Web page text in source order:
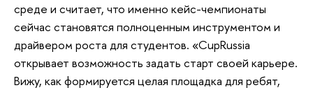
среде и считает, что именно кейс-чемпионаты
сейчас становятся полноценным инструментом и
драйвером роста для студентов. «CupRussia
открывает возможность задать старт своей карьере.
Вижу, как формируется целая площадка для ребят,